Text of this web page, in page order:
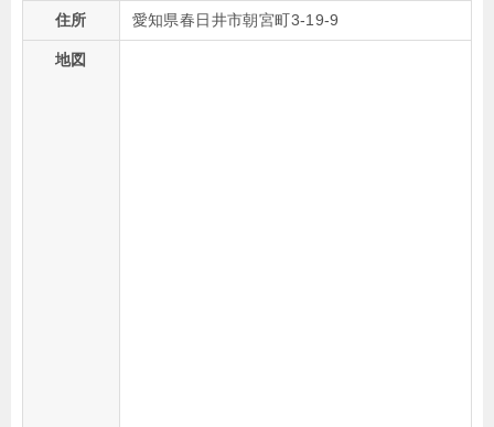
住所 愛知県春日井市朝宮町3-19-9
地図